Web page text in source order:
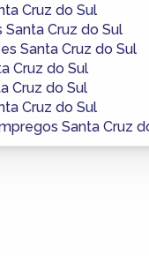
Cruz do Sul
Cruz do Sul
Santa Cruz do Sul
Cruz do Sul
Cruz do Sul
Cruz do Sul
Santa Cruz